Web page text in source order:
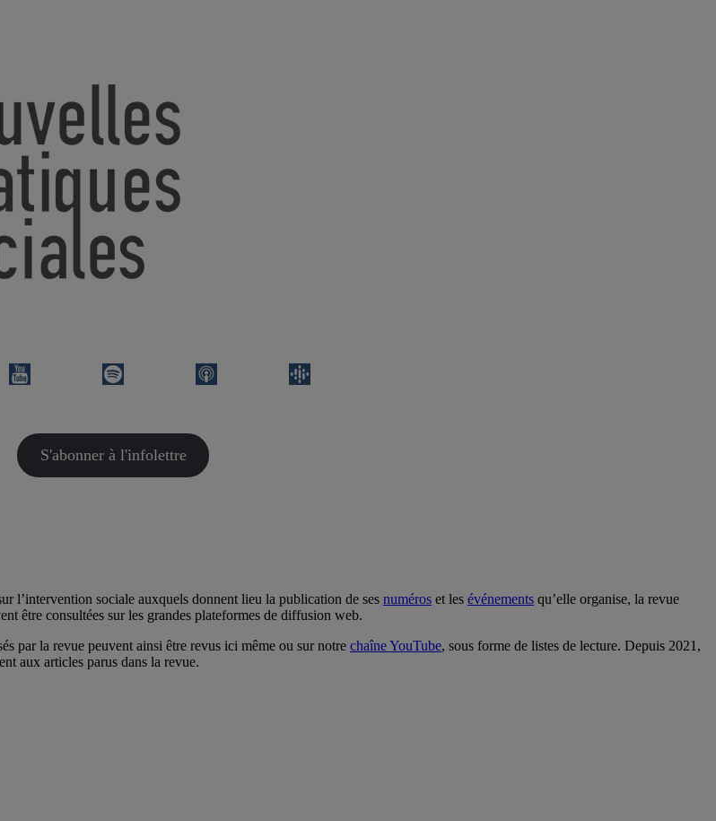
S'abonner à l'infolettre
l’intervention sociale auxquels donnent lieu la publication de ses numéros et les événements qu’elle organise, la revue
être consultées sur les grandes plateformes de diffusion web.
par la revue peuvent ainsi être revus ici même ou sur notre chaîne YouTube, sous forme de listes de lecture. Depuis 2021,
aux articles parus dans la revue.